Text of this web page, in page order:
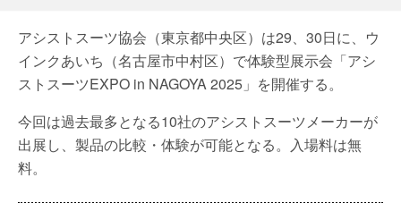
アシストスーツ協会（東京都中央区）は29、30日に、ウ
インクあいち（名古屋市中村区）で体験型展示会「アシ
ストスーツEXPO in NAGOYA 2025」を開催する。
今回は過去最多となる10社のアシストスーツメーカーが
出展し、製品の比較・体験が可能となる。入場料は無
料。